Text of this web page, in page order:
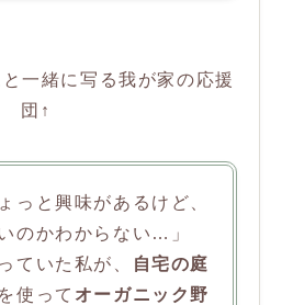
一緒に写る我が家の応援
団↑
っと興味があるけど、
のかわからない…」
ていた私が、
自宅の庭
を使って オーガニック野